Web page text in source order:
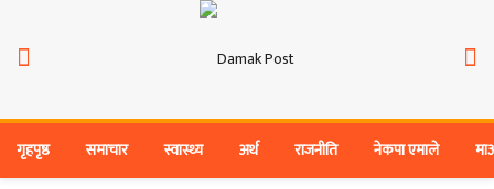
गृहपृष्ठ समाचार स्वास्थ्य अर्थ राजनीति नेकपा एमाले